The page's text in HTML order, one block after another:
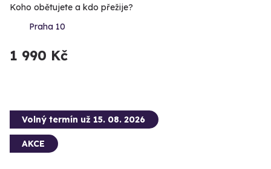
Koho obětujete a kdo přežije?
Praha 10
1 990 Kč
Volný termín už 15. 08. 2026
AKCE